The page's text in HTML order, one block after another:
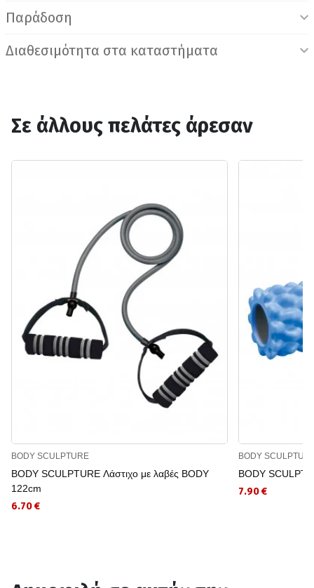
Παράδοση
Διαθεσιμότητα στα καταστήματα
Σε άλλους πελάτες άρεσαν
BODY SCULPTURE
BODY SCULPTURE Λάστιχο με λαβές BODY
122cm
6.70 €
BODY
BODY
7.90 €